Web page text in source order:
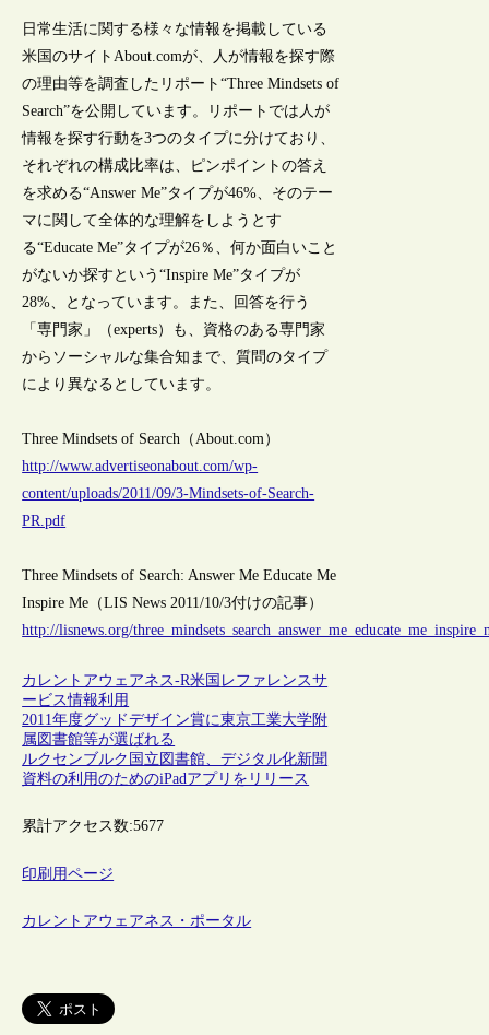
日常生活に関する様々な情報を掲載している
米国のサイトAbout.comが、人が情報を探す際
の理由等を調査したリポート“Three Mindsets of
Search”を公開しています。リポートでは人が
情報を探す行動を3つのタイプに分けており、
それぞれの構成比率は、ピンポイントの答え
を求める“Answer Me”タイプが46%、そのテー
マに関して全体的な理解をしようとす
る“Educate Me”タイプが26％、何か面白いこと
がないか探すという“Inspire Me”タイプが
28%、となっています。また、回答を行う
「専門家」（experts）も、資格のある専門家
からソーシャルな集合知まで、質問のタイプ
により異なるとしています。
Three Mindsets of Search（About.com）
http://www.advertiseonabout.com/wp-
content/uploads/2011/09/3-Mindsets-of-Search-
PR.pdf
Three Mindsets of Search: Answer Me Educate Me
Inspire Me（LIS News 2011/10/3付けの記事）
http://lisnews.org/
カレントアウェアネス-R米国 レファレンスサ
ービス情報利用
2011年度グッドデザイン賞に東京工業大学附
属図書館等が選ばれる
ルクセンブルク国立図書館、デジタル化新聞
資料の利用のためのiPadアプリをリリース
累計アクセス数:5677
印刷用ページ
カレントアウェアネス・ポータル